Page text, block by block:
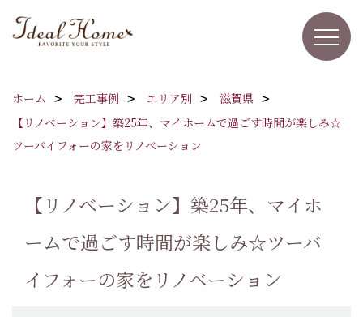
ホーム 完工事例 エリア別
滋賀県
【リノベーション】築25年、マイホームで過ごす時間が楽しみ☆
ツーバイフォーの家をリノベーション
【リノベーション】築25年、マイホ
ームで過ごす時間が楽しみ☆ツーバ
イフォーの家をリノベーション